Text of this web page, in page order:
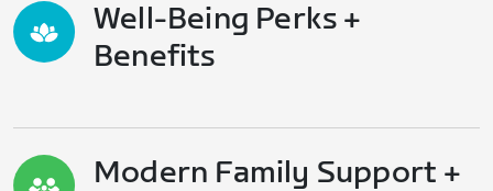
Well-Being Perks +
Benefits
Modern Family Support +